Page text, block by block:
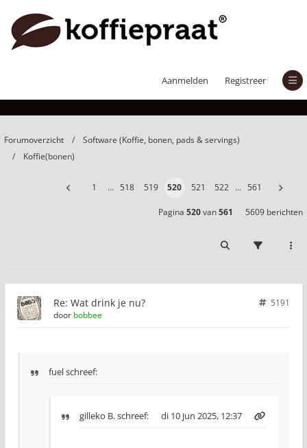
Aanmelden Registreer
Forumoverzicht
Software (Koffie, bonen, pads & servings)
Koffie(bonen)
1 … 518 519 520 521 522 … 561
Pagina 520van561 5609 berichten
Re: Wat drink je nu?
5191
door bobbee
fuel schreef:
gilleko B.schreef: di 10 jun 2025, 12:37